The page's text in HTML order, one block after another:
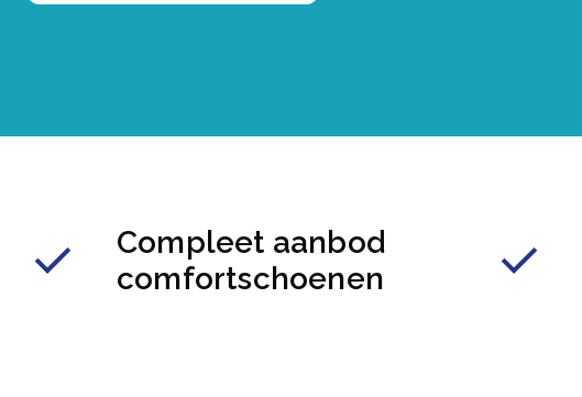
Compleet aanbod
comfortschoenen